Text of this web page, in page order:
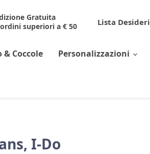
Gratuita
superiori a € 50
Lista Desideri
Coccole Personalizzazioni
I-Do